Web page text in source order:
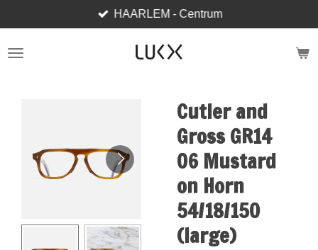
to
main
HAARLEM - Centrum
Cutler and
Gross GR14
06 Mustard
on Horn
54/18/150
(large)